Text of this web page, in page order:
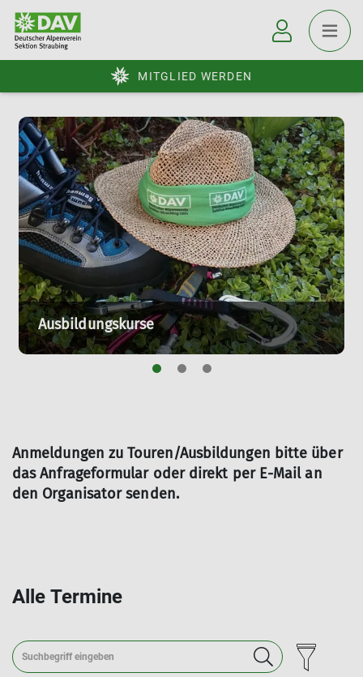
MITGLIED WERDEN
Ausbildungskurse
Anmeldungen zu Touren/Ausbildungen bitte über
das Anfrageformular oder direkt per E-Mail an
den Organisator senden.
Alle Termine